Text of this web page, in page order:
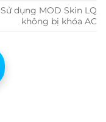
Sử dụng MOD Skin LQ
không bị khóa AC